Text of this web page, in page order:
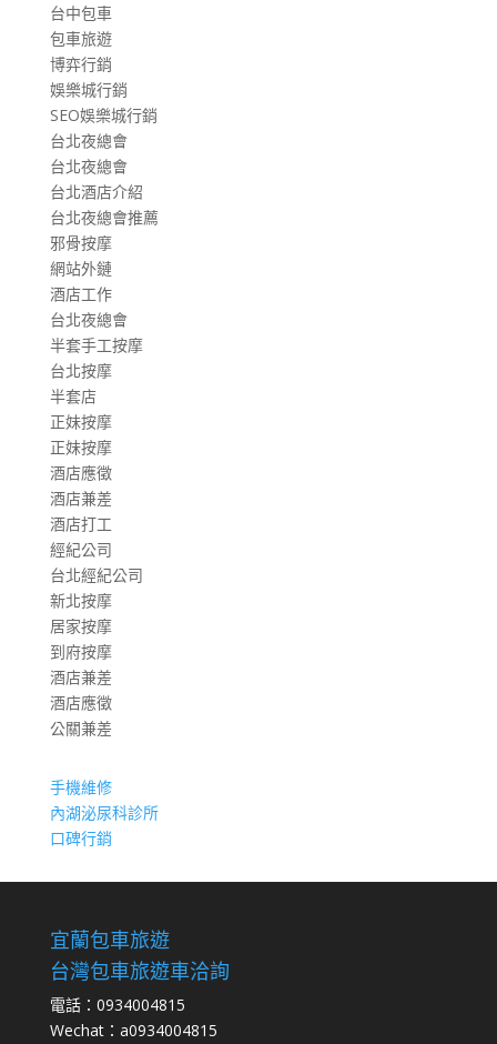
台中包車
包車旅遊
博弈行銷
娛樂城行銷
SEO娛樂城行銷
台北夜總會
台北夜總會
台北酒店介紹
台北夜總會推薦
邪骨按摩
網站外鏈
酒店工作
台北夜總會
半套手工按摩
台北按摩
半套店
正妹按摩
正妹按摩
酒店應徵
酒店兼差
酒店打工
經紀公司
台北經紀公司
新北按摩
居家按摩
到府按摩
酒店兼差
酒店應徵
公關兼差
手機維修
內湖泌尿科診所
口碑行銷
宜蘭包車旅遊
台灣包車旅遊車洽詢
電話：0934004815
Wechat：a0934004815